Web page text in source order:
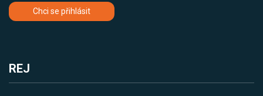
Chci se přihlásit
REJ